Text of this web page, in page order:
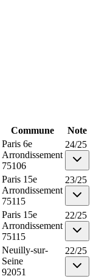
Commune Note
Paris 6e
Arrondissement
75106
24/25
Paris 15e
Arrondissement
75115
23/25
Paris 15e
Arrondissement
75115
22/25
Neuilly-sur-
Seine
92051
22/25